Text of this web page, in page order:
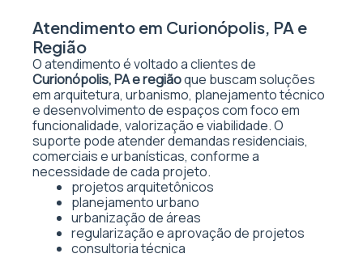
Atendimento em Curionópolis, PA e
Região
O atendimento é voltado a clientes de
Curionópolis, PA e regiãoque buscam soluções
em arquitetura, urbanismo, planejamento técnico
e desenvolvimento de espaços com foco em
funcionalidade, valorização e viabilidade. O
suporte pode atender demandas residenciais,
comerciais e urbanísticas, conforme a
necessidade de cada projeto.
projetos arquitetônicos
planejamento urbano
urbanização de áreas
regularização e aprovação de projetos
consultoria técnica